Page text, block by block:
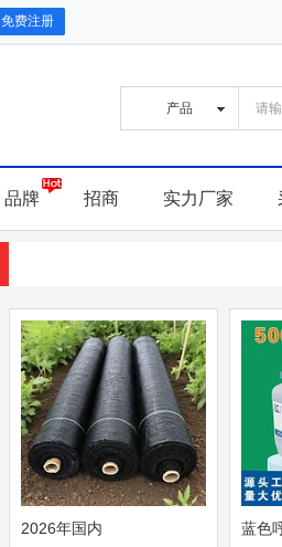
免费注册
品牌 招商 实力厂家
2026年国内 蓝色